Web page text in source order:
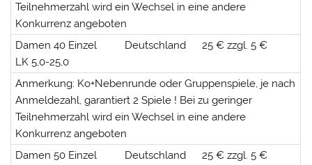
Teilnehmerzahl wird ein Wechsel in eine andere
Konkurrenz angeboten
Damen 40 Einzel
LK 5,0-25,0
Deutschland 25 € zzgl. 5 €
Anmerkung: Ko+Nebenrunde oder Gruppenspiele, je nach
Anmeldezahl, garantiert 2 Spiele ! Bei zu geringer
Teilnehmerzahl wird ein Wechsel in eine andere
Konkurrenz angeboten
Damen 50 Einzel
Deutschland 25 € zzgl. 5 €